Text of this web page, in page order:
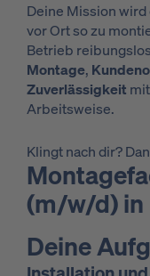
Deine Mission
vor Ort so zu
Betrieb
Montage,
Zuverlässigkeit
Arbeitsweise.
Klingt nach dir?
(m/w/d) in
Deine